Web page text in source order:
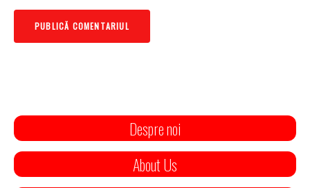
Despre noi
About Us